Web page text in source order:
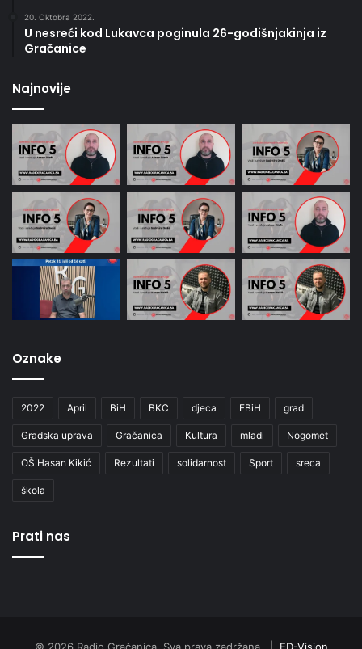
20. Oktobra 2022.
U nesreći kod Lukavca poginula 26-godišnjakinja iz
Gračanice
Najnovije
Oznake
2022 April BiH BKC djeca FBiH grad
Gradska uprava Gračanica Kultura mladi Nogomet
OŠ Hasan Kikić Rezultati solidarnost Sport sreca
škola
Prati nas